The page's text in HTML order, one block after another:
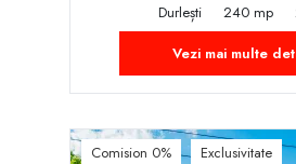
Durlești
240 mp
Vezi mai multe
Comision 0% Exclusivitate